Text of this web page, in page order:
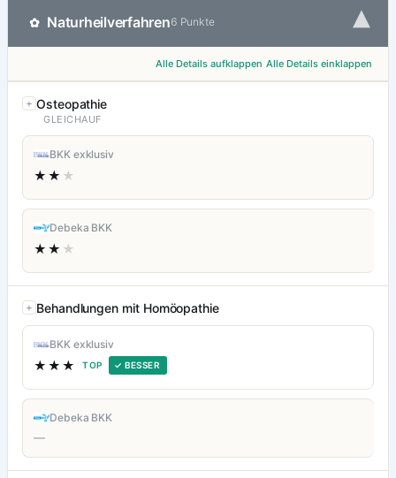
✿ Naturheilverfahren6 Punkte ▾
Alle Details aufklappen Alle Details einklappen
Osteopathie
GLEICHAUF
BKK exklusiv
★★ ★
Debeka BKK
★★ ★
Behandlungen mit Homöopathie
BKK exklusiv
★★★ TOP ✓ BESSER
Debeka BKK
—